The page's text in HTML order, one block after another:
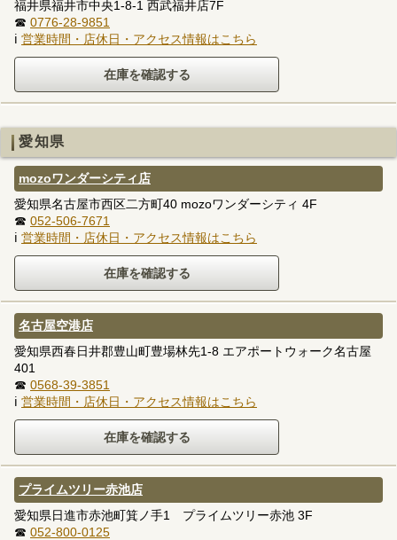
福井県福井市中央1-8-1 西武福井店7F
☎ 0776-28-9851
ℹ 営業時間・店休日・アクセス情報はこちら
愛知県
mozoワンダーシティ店
愛知県名古屋市西区二方町40 mozoワンダーシティ 4F
☎ 052-506-7671
ℹ 営業時間・店休日・アクセス情報はこちら
名古屋空港店
愛知県西春日井郡豊山町豊場林先1-8 エアポートウォーク名古屋
401
☎ 0568-39-3851
ℹ 営業時間・店休日・アクセス情報はこちら
プライムツリー赤池店
愛知県日進市赤池町箕ノ手1 プライムツリー赤池 3F
☎ 052-800-0125